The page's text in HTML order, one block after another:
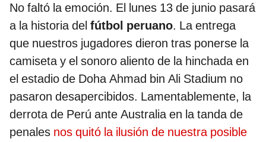
No faltó la emoción. El lunes 13 de junio pasará
a la historia del fútbol peruano. La entrega
que nuestros jugadores dieron tras ponerse la
camiseta y el sonoro aliento de la hinchada en
el estadio de Doha Ahmad bin Ali Stadium no
pasaron desapercibidos. Lamentablemente, la
derrota de Perú ante Australia en la tanda de
penales nos quitó la ilusión de nuestra posible